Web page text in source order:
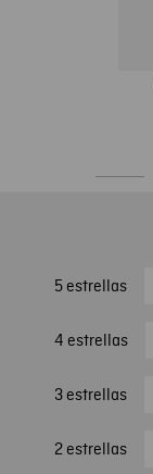
5 estrellas
4 estrellas
3 estrellas
2 estrellas